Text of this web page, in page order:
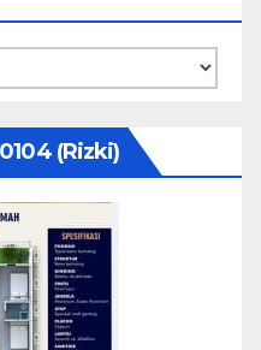
(Rizki)